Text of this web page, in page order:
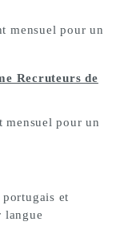
mensuel pour un
Recruteurs de
mensuel pour un
et
langue